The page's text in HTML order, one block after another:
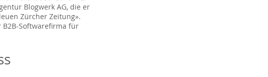
Blogwerk AG, die er
Zürcher Zeitung».
B2B-Softwarefirma für